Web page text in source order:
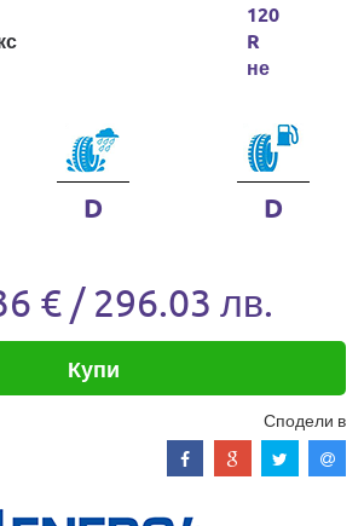
120
R
не
D D
€ / 296.03 лв.
Купи
Сподели в